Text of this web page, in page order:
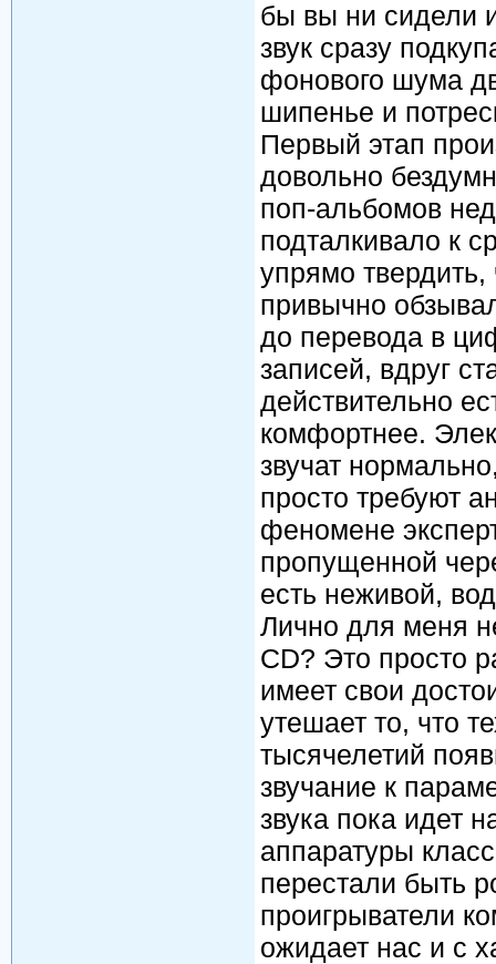
бы вы ни сидели
звук сразу
фонового шума
шипенье и
Первый этап
довольно
поп-альбомов
подталкивало к
упрямо
привычно
до перевода в
записей, вдруг
действительно
комфортнее.
звучат
просто требуют
феномене
пропущенной
есть неживой,
Лично для меня
CD? Это просто
имеет свои
утешает то, что
тысячелетий
звучание к
звука пока идет
аппаратуры
перестали быть
проигрыватели
ожидает нас и с